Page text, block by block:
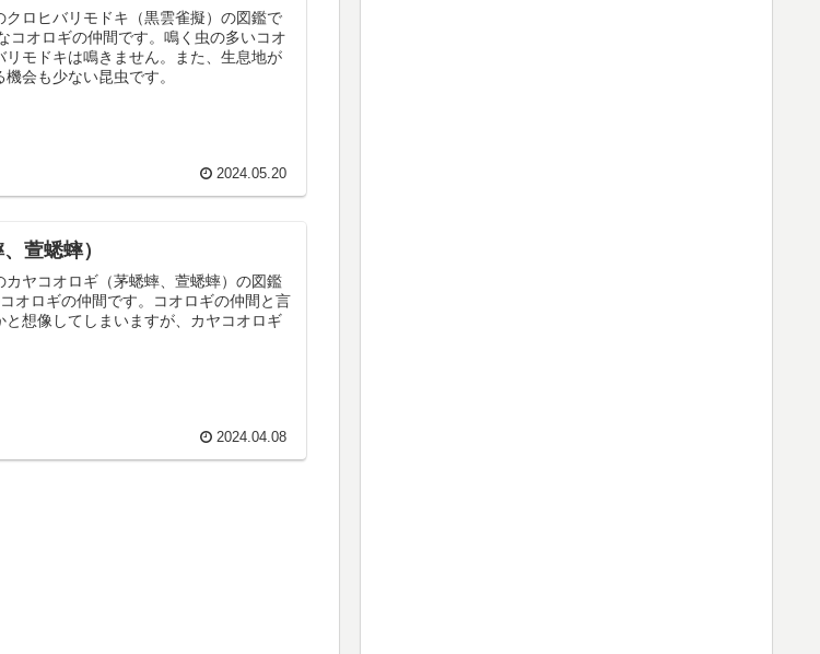
ロヒバリモドキ（黒雲雀擬）の図鑑で
コオロギの仲間です。鳴く虫の多いコオ
リモドキは鳴きません。また、生息地が
会も少ない昆虫です。
2024.05.20
萱蟋蟀）
ヤコオロギ（茅蟋蟀、萱蟋蟀）の図鑑
オロギの仲間です。コオロギの仲間と言
想像してしまいますが、カヤコオロギ
2024.04.08